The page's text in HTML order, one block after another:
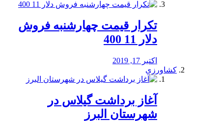
تکرار قیمت چهارشنبه فروش
دلار 11 400
اکتبر 17, 2019
کشاورزی
آغاز برداشت گیلاس در
شهرستان البرز